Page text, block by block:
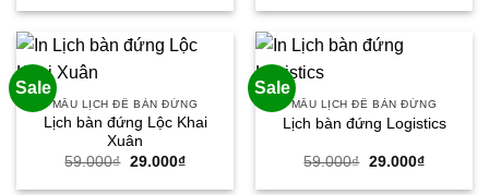
là:
tại
29.000₫.
là:
tại
Sale
MẪU LỊCH ĐỂ BÀN ĐỨNG
Lịch bàn đứng Lộc Khai
Xuân
59.000₫ Giá
là:
29.000₫Giá
tại
Sale
MẪU LỊCH ĐỂ BÀN ĐỨNG
Lịch bàn đứng Logistics
59.000₫ Giá
là:
29.000₫Giá
tại